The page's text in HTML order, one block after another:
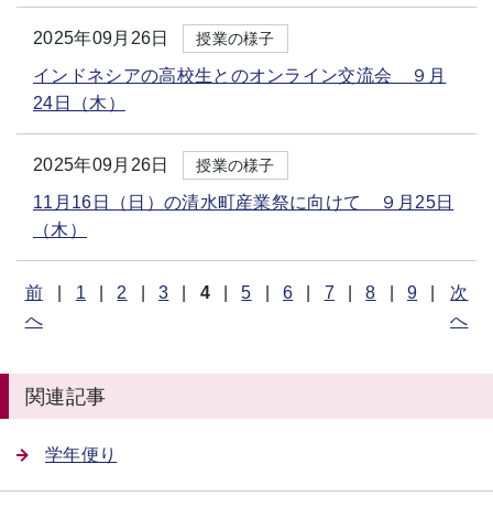
2025年09月26日 授業の様子
インドネシアの高校生とのオンライン交流会 ９月
24日（木）
2025年09月26日 授業の様子
11月16日（日）の清水町産業祭に向けて ９月25日
（木）
前
へ
1 2 3 4 5 6 7 8 9
次
へ
関連記事
学年便り